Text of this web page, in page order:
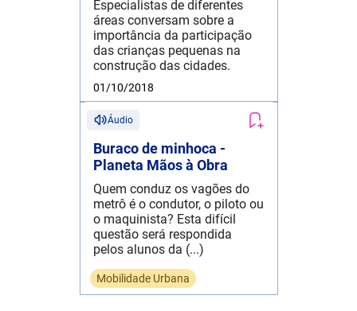
Especialistas de diferentes
áreas conversam sobre a
importância da participação
das crianças pequenas na
construção das cidades.
01/10/2018
Áudio
Buraco de minhoca -
Planeta Mãos à Obra
Quem conduz os vagões do
metrô é o condutor, o piloto ou
o maquinista? Esta difícil
questão será respondida
pelos alunos da (...)
Mobilidade Urbana